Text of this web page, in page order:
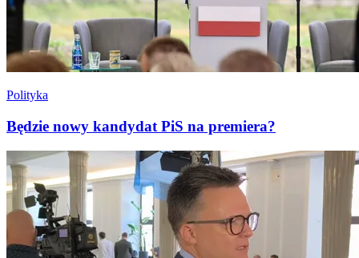
Polityka
Będzie nowy kandydat PiS na premiera?